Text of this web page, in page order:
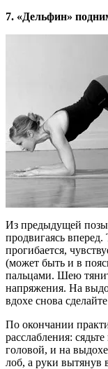
7. «Дельфин»
Из предыдущей
продвигаясь
прогибается,
(может быть и в
пальцами. Шею
напряжения. На
вдохе снова
По окончании
расслабления:
головой, и на
лоб, а руки вытянув